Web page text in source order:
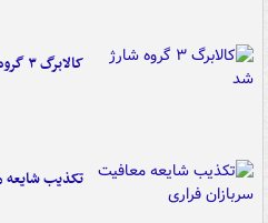
کالابرگ ۳ گروه شارژ شد
تکذیب شایعه